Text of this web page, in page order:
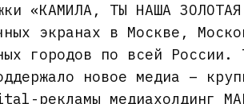
«КАМИЛА, ТЫ НАША
экранах в Москве,
городов по всей России.
новое медиа –
рекламы медиахолдинг